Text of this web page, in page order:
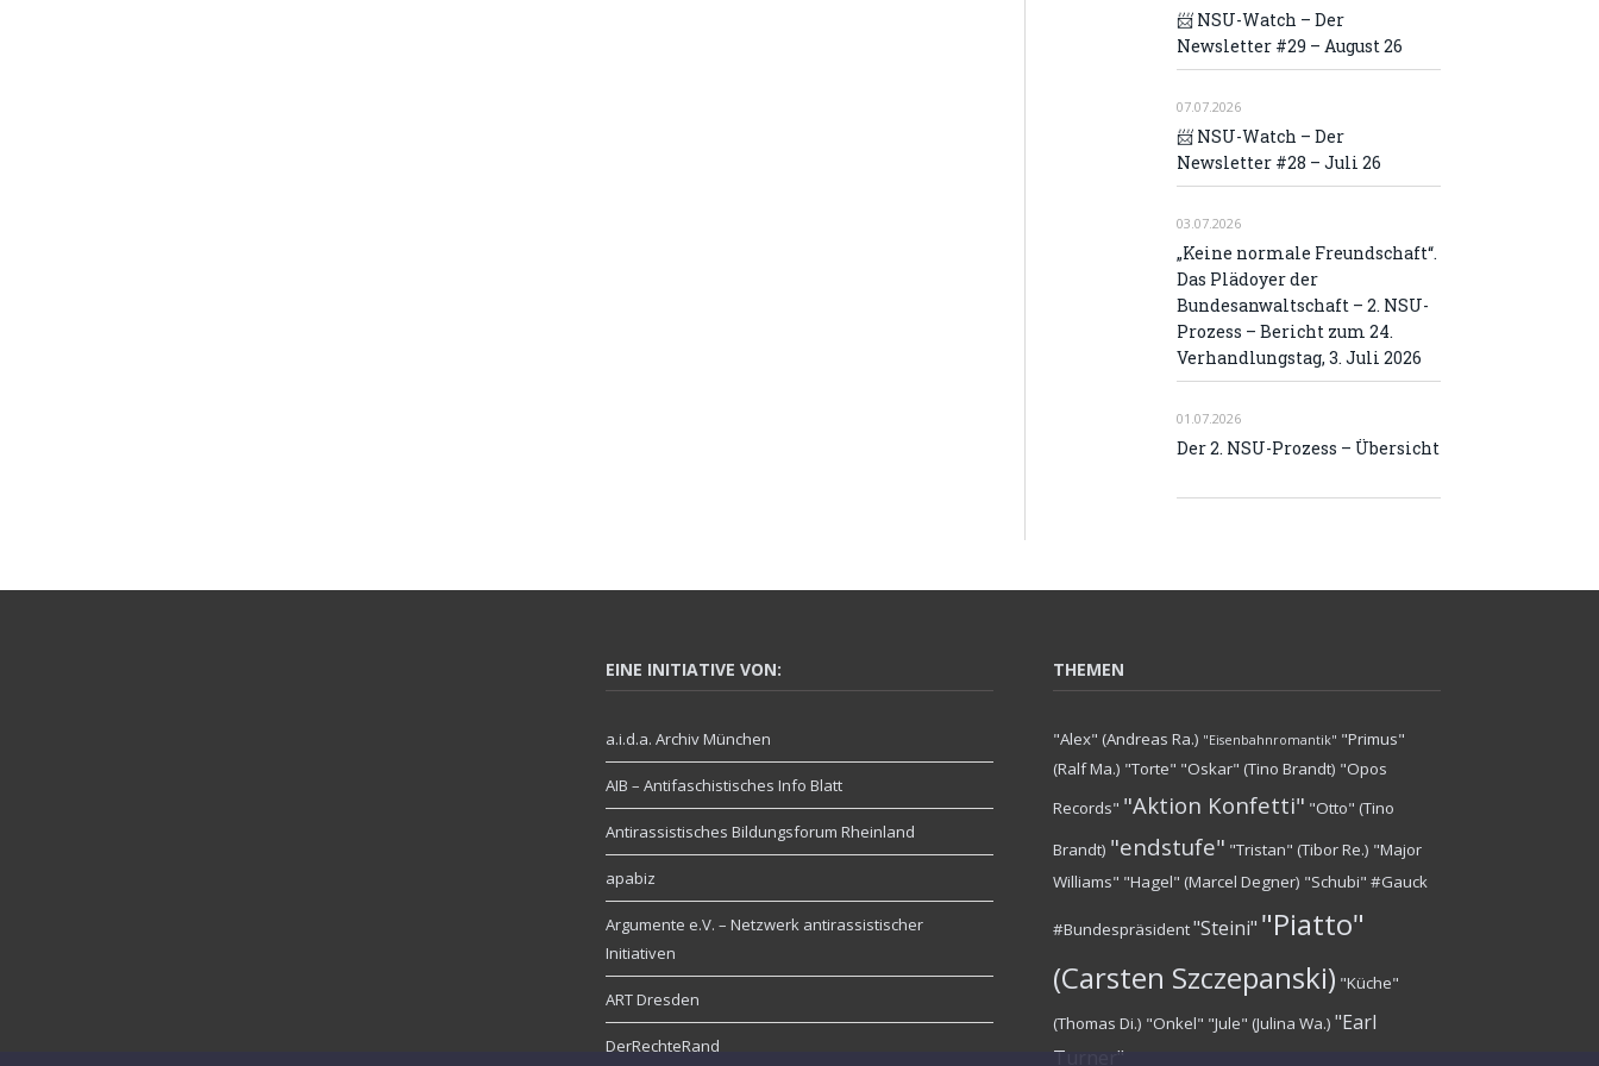
📨 NSU-Watch – Der
Newsletter #29 – August 26
07.07.2026
📨 NSU-Watch – Der
Newsletter #28 – Juli 26
03.07.2026
„Keine normale Freundschaft“.
Das Plädoyer der
Bundesanwaltschaft – 2. NSU-
Prozess – Bericht zum 24.
Verhandlungstag, 3. Juli 2026
01.07.2026
Der 2. NSU-Prozess – Übersicht
EINE INITIATIVE VON:
a.i.d.a. Archiv München
AIB – Antifaschistisches Info Blatt
Antirassistisches Bildungsforum Rheinland
apabiz
Argumente e.V. – Netzwerk antirassistischer
Initiativen
ART Dresden
DerRechteRand
THEMEN
"Alex" (Andreas Ra.) "Eisenbahnromantik" "Primus"
(Ralf Ma.) "Torte" "Oskar" (Tino Brandt) "Opos
Records" "Aktion Konfetti" "Otto" (Tino
Brandt) "endstufe" "Tristan" (Tibor Re.) "Major
Williams" "Hagel" (Marcel Degner) "Schubi" #Gauck
#Bundespräsident"Steini" "Piatto"
(Carsten Szczepanski) "Küche"
(Thomas Di.) "Onkel" "Jule" (Julina Wa.) "Earl
Turner"